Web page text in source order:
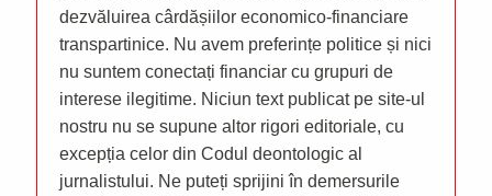
dezvăluirea cârdășiilor economico-financiare
transpartinice. Nu avem preferințe politice și nici
nu suntem conectați financiar cu grupuri de
interese ilegitime. Niciun text publicat pe site-ul
nostru nu se supune altor rigori editoriale, cu
excepția celor din Codul deontologic al
jurnalistului. Ne puteți sprijini în demersurile